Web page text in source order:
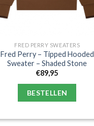
FRED PERRY SWEATERS
Fred Perry – Tipped Hooded
Sweater – Shaded Stone
€89,95
BESTELLEN